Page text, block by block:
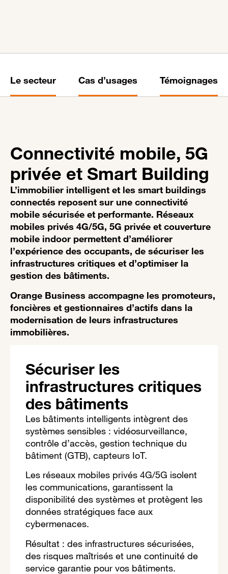
Le secteur Cas d’usages Témoignages
Connectivité mobile, 5G
privée et Smart Building
L’immobilier intelligent et les smart buildings
connectés reposent sur une connectivité
mobile sécurisée et performante. Réseaux
mobiles privés 4G/5G, 5G privée et couverture
mobile indoor permettent d’améliorer
l’expérience des occupants, de sécuriser les
infrastructures critiques et d’optimiser la
gestion des bâtiments.
Orange Business accompagne les promoteurs,
foncières et gestionnaires d’actifs dans la
modernisation de leurs infrastructures
immobilières.
Sécuriser les
infrastructures critiques
des bâtiments
Les bâtiments intelligents intègrent des
systèmes sensibles : vidéosurveillance,
contrôle d’accès, gestion technique du
bâtiment (GTB), capteurs IoT.
Les réseaux mobiles privés 4G/5G isolent
les communications, garantissent la
disponibilité des systèmes et protègent les
données stratégiques face aux
cybermenaces.
Résultat : des infrastructures sécurisées,
des risques maîtrisés et une continuité de
service garantie pour vos bâtiments.